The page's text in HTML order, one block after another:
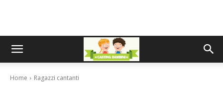
Home Ragazzi cantanti